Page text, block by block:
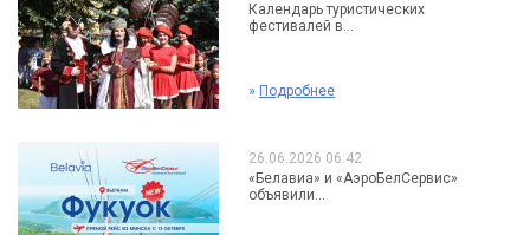
Календарь туристических
фестивалей в...
» Подробнее
26.06.2026 06:42
«Белавиа» и «АэроБелСервис»
объявили...